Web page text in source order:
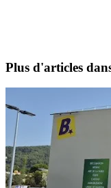
Plus d'articles